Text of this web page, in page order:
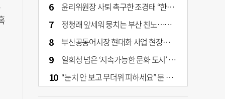
윤리위원장 사퇴 촉구한 조경태 “한동훈 제명 철회해야”
정청래 앞세워 뭉치는 부산 친노…전대 결과가 부산 민주 세력 판도 바꾼다
부산공동어시장 현대화 사업 현장서 오염토 발견
일회성 넘은 ‘지속가능한 문화 도시’ 원동력은 시민 지지 [부산은 열려 있다]
“눈치 안 보고 무더위 피하세요” 문 활짝 연 은행·마트